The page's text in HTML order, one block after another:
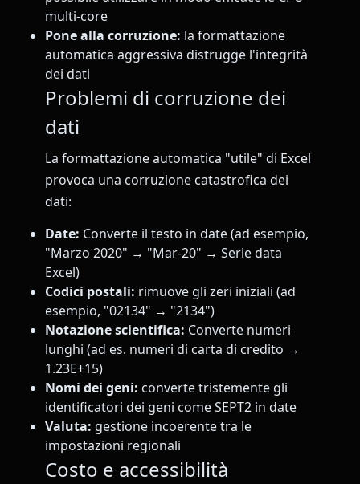
multi-core
Pone alla corruzione: la formattazione
automatica aggressiva distrugge l'integrità
dei dati
Problemi di corruzione dei
dati
La formattazione automatica "utile" di Excel
provoca una corruzione catastrofica dei
dati:
Date: Converte il testo in date (ad esempio,
"Marzo 2020" → "Mar-20" → Serie data
Excel)
Codici postali: rimuove gli zeri iniziali (ad
esempio, "02134" → "2134")
Notazione scientifica: Converte numeri
lunghi (ad es. numeri di carta di credito →
1.23E+15)
Nomi dei geni: converte tristemente gli
identificatori dei geni come SEPT2 in date
Valuta: gestione incoerente tra le
impostazioni regionali
Costo e accessibilità